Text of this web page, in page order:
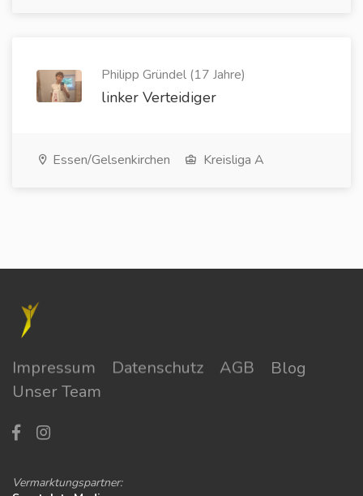
Philipp Gründel (17 Jahre)
linker Verteidiger
Essen/Gelsenkirchen Kreisliga A
Impressum Datenschutz AGB
Blog
Unser Team
Vermarktungspartner: